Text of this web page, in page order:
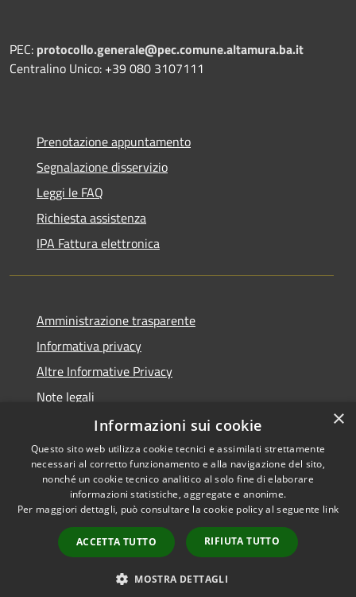
PEC: protocollo.generale@pec.comune.altamura.ba.it
Centralino Unico: +39 080 3107111
Prenotazione appuntamento
Segnalazione disservizio
Leggi le FAQ
Richiesta assistenza
IPA Fattura elettronica
Amministrazione trasparente
Informativa privacy
Altre Informative Privacy
Note legali
Dichiarazione di accessibilità
RSS
Accessibilità
Copyright © 2026 • Comune di
Municipium•
Accesso
redazione
×
Informazioni sui cookie
Questo sito web utilizza cookie tecnici e assimilati strettamente
necessari al corretto funzionamento e alla navigazione del sito,
nonché un cookie tecnico analitico al solo fine di elaborare
informazioni statistiche, aggregate e anonime.
Per maggiori dettagli, può consultare la cookie policy al seguente link
ACCETTA TUTTO RIFIUTA TUTTO
MOSTRA DETTAGLI